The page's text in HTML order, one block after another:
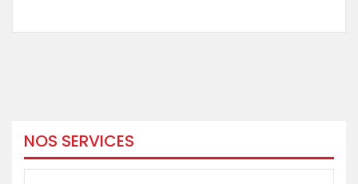
NOS SERVICES